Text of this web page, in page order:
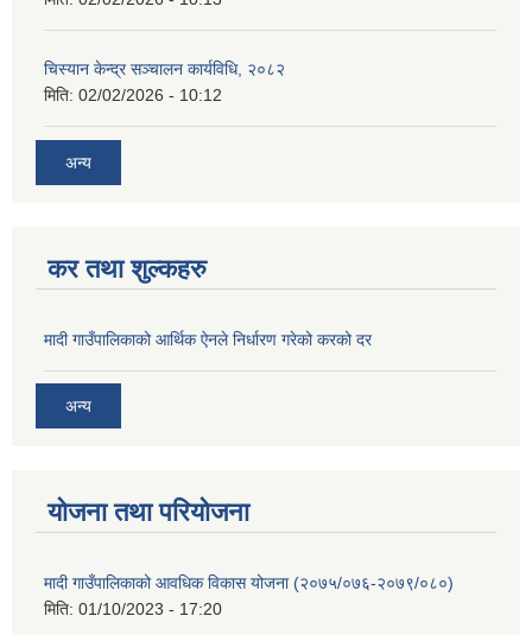
चिस्यान केन्द्र सञ्‍चालन कार्यविधि, २०८२
मिति: 02/02/2026 - 10:12
अन्य
कर तथा शुल्कहरु
मादी गाउँपालिकाको आर्थिक ऐनले निर्धारण गरेको करको दर
अन्य
योजना तथा परियोजना
मादी गाउँपालिकाको आवधिक विकास योजना (२०७५/०७६-२०७९/०८०)
मिति: 01/10/2023 - 17:20